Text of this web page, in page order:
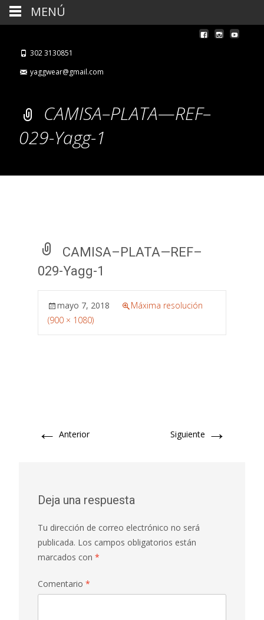
302 3130851
yaggwear@gmail.com
CAMISA–PLATA—REF–
029-Yagg-1
CAMISA–PLATA—REF–
029-Yagg-1
mayo 7, 2018
Máxima resolución
(900 × 1080)
← Anterior Siguiente →
Deja una respuesta
Tu dirección de correo electrónico no será
publicada. Los campos obligatorios están
marcados con *
Comentario *
MENÚ